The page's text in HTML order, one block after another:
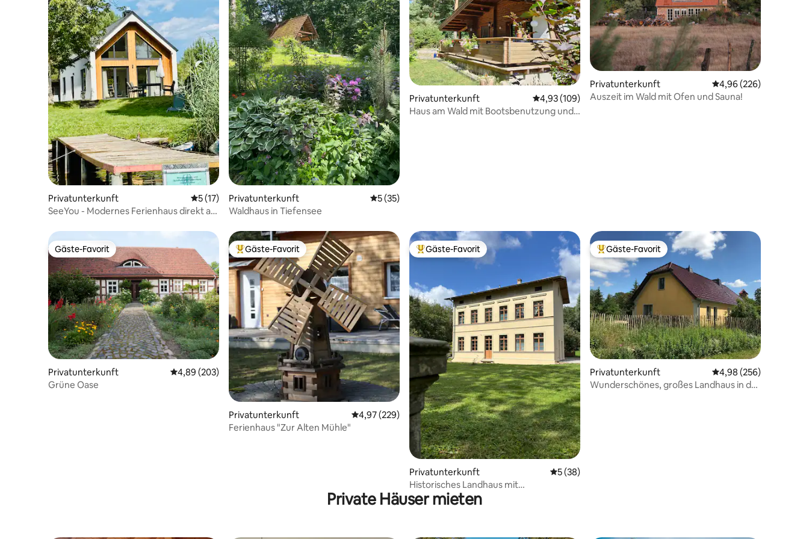
Privatunterkunft Durchschnittliche Bewertung: 5 von 5, 17 Bewertungen
5 (17)
SeeYou - Modernes Ferienhaus direkt am
Privatunterkunft Durchschnittliche Bewertung: 5 von 5, 35 Bewertungen
5 (35)
Waldhaus in Tiefensee
Privatunterkunft Durchschnittliche Bewertung: 4,93 von 5, 109 Bewertungen
4,93 (109)
Haus am Wald mit Bootsbenutzung und
Privatunterkunft Durchschnittliche
4,96 (226)
Auszeit im Wald mit Ofen und Sauna!
Gäste-Favorit
Gäste-Favorit
Privatunterkunft Durchschnittliche Bewertung: 4,89 von 5, 203 Bewertungen
4,89 (203)
Grüne Oase
Beliebter Gäste-Favorit.
Gäste-Favorit
Privatunterkunft Durchschnittliche Bewertung: 4,97 von 5, 229 Bewertungen
4,97 (229)
Ferienhaus "Zur Alten Mühle"
Beliebter Gäste-Favorit.
Gäste-Favorit
Privatunterkunft Durchschnittliche Bewertung: 5 von 5, 38 Bewertungen
5 (38)
Historisches Landhaus mit
Wasserzugang +4 Kanadier
Beliebter Gäste-Favorit.
Gäste-Favorit
Privatunterkunft Durchschnittliche
4,98 (256)
Wunderschönes, großes Landhaus in der
Private Häuser mieten